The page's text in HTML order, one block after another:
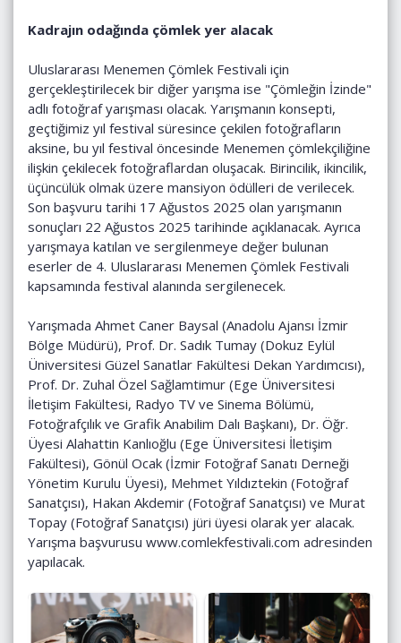
Kadrajın odağında çömlek yer alacak
Uluslararası Menemen Çömlek Festivali için
gerçekleştirilecek bir diğer yarışma ise "Çömleğin İzinde"
adlı fotoğraf yarışması olacak. Yarışmanın konsepti,
geçtiğimiz yıl festival süresince çekilen fotoğrafların
aksine, bu yıl festival öncesinde Menemen çömlekçiliğine
ilişkin çekilecek fotoğraflardan oluşacak. Birincilik, ikincilik,
üçüncülük olmak üzere mansiyon ödülleri de verilecek.
Son başvuru tarihi 17 Ağustos 2025 olan yarışmanın
sonuçları 22 Ağustos 2025 tarihinde açıklanacak. Ayrıca
yarışmaya katılan ve sergilenmeye değer bulunan
eserler de 4. Uluslararası Menemen Çömlek Festivali
kapsamında festival alanında sergilenecek.
Yarışmada Ahmet Caner Baysal (Anadolu Ajansı İzmir
Bölge Müdürü), Prof. Dr. Sadık Tumay (Dokuz Eylül
Üniversitesi Güzel Sanatlar Fakültesi Dekan Yardımcısı),
Prof. Dr. Zuhal Özel Sağlamtimur (Ege Üniversitesi
İletişim Fakültesi, Radyo TV ve Sinema Bölümü,
Fotoğrafçılık ve Grafik Anabilim Dalı Başkanı), Dr. Öğr.
Üyesi Alahattin Kanlıoğlu (Ege Üniversitesi İletişim
Fakültesi), Gönül Ocak (İzmir Fotoğraf Sanatı Derneği
Yönetim Kurulu Üyesi), Mehmet Yıldıztekin (Fotoğraf
Sanatçısı), Hakan Akdemir (Fotoğraf Sanatçısı) ve Murat
Topay (Fotoğraf Sanatçısı) jüri üyesi olarak yer alacak.
Yarışma başvurusu www.comlekfestivali.com adresinden
yapılacak.